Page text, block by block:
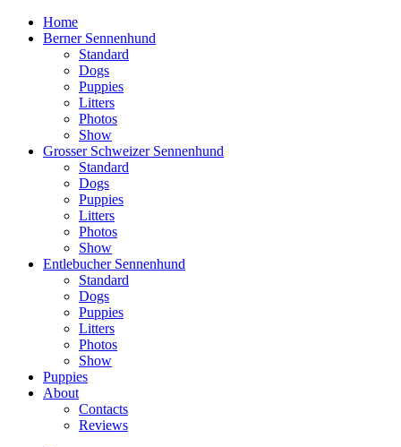
Home
Berner Sennenhund
Standard
Dogs
Puppies
Litters
Photos
Show
Grosser Schweizer Sennenhund
Standard
Dogs
Puppies
Litters
Photos
Show
Entlebucher Sennenhund
Standard
Dogs
Puppies
Litters
Photos
Show
Puppies
About
Contacts
Reviews